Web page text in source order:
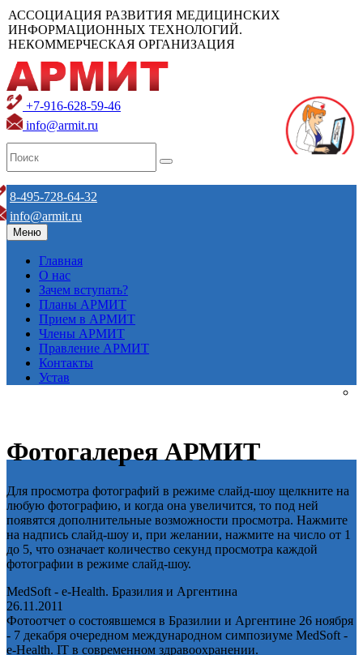
АССОЦИАЦИЯ РАЗВИТИЯ МЕДИЦИНСКИХ
ИНФОРМАЦИОННЫХ ТЕХНОЛОГИЙ.
НЕКОММЕРЧЕСКАЯ ОРГАНИЗАЦИЯ
+7-916-628-59-46
info@armit.ru
8-495-728-64-32
info@armit.ru
Меню
Главная
О нас
Зачем вступать?
Планы АРМИТ
Прием в АРМИТ
Члены АРМИТ
Правление АРМИТ
Контакты
Устав
Фотогалерея АРМИТ
Для просмотра фотографий в режиме слайд-шоу щелкните на
любую фотографию, и когда она увеличится, то под ней
появятся дополнительные возможности просмотра. Нажмите
на надпись слайд-шоу и, при желании, нажмите на число от 1
до 5, что означает количество секунд просмотра каждой
фотографии в режиме слайд-шоу.
MedSoft - e-Health. Бразилия и Аргентина
26.11.2011
Фотоотчет о состоявшемся в Бразилии и Аргентине 26 ноября
- 7 декабря очередном международном симпозиуме MedSoft -
e-Health. IT в современном здравоохранении.